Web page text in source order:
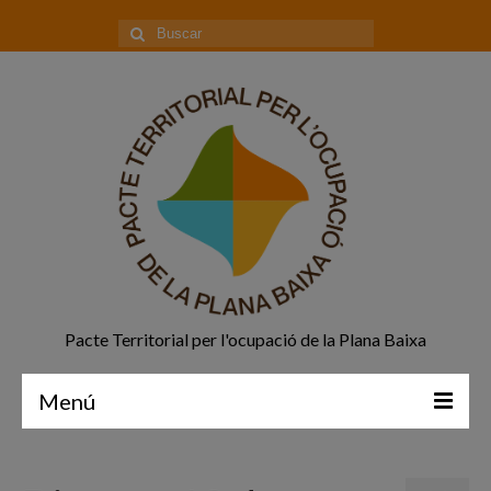
Buscar
por:
Pacte Territorial per l'ocupació de la Plana Baixa
Menú